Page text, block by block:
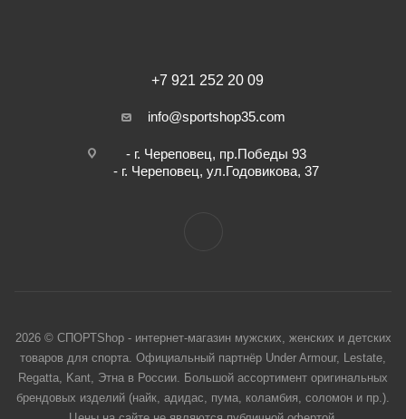
+7 921 252 20 09
info@sportshop35.com
- г. Череповец, пр.Победы 93
- г. Череповец, ул.Годовикова, 37
2026 © СПОРТShop - интернет-магазин мужских, женских и детских
товаров для спорта. Официальный партнёр Under Armour, Lestate,
Regatta, Kant, Этна в России. Большой ассортимент оригинальных
брендовых изделий (найк, адидас, пума, коламбия, соломон и пр.).